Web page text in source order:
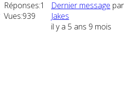
Réponses:1
Vues:939
Dernier message par
Jakes
il y a 5 ans 9 mois